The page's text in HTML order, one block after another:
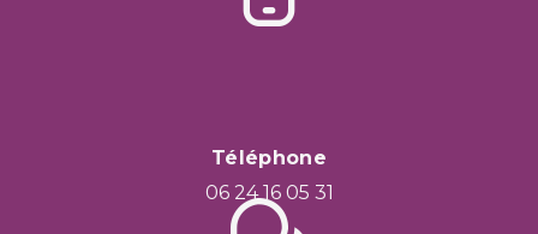
Téléphone
06 24 16 05 31